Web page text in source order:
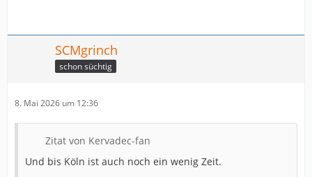
SCMgrinch
schon süchtig
8. Mai 2026 um 12:36
Zitat von Kervadec-fan
Und bis Köln ist auch noch ein wenig Zeit.